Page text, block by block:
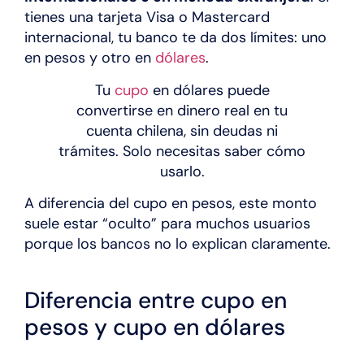
tienes una tarjeta Visa o Mastercard
internacional, tu banco te da dos límites: uno
en pesos y otro en dólares.
Tu cupo en dólares puede
convertirse en dinero real en tu
cuenta chilena, sin deudas ni
trámites. Solo necesitas saber cómo
usarlo.
A diferencia del cupo en pesos, este monto
suele estar “oculto” para muchos usuarios
porque los bancos no lo explican claramente.
Diferencia entre cupo en
pesos y cupo en dólares